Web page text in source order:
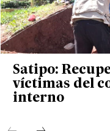
Satipo:
víctimas del
interno